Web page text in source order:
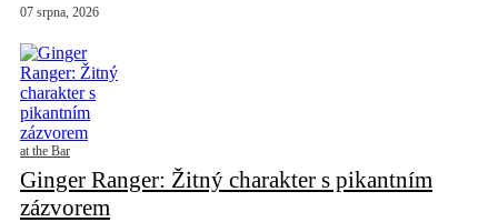
07 srpna, 2026
at the Bar
Ginger Ranger: Žitný charakter s pikantním
zázvorem